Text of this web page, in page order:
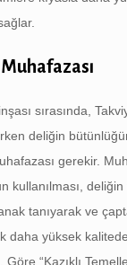
sırasında,
deliğin
gerekir.
kullanılması, deliğin
tanıyarak ve
daha yüksek
“Kazıklı